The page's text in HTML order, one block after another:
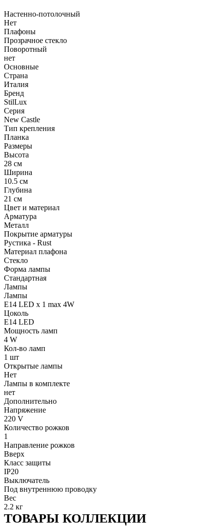
Настенно-потолочный
Нет
Плафоны
Прозрачное стекло
Поворотный
нет
Основные
Страна
Италия
Бренд
StilLux
Серия
New Castle
Тип крепления
Планка
Размеры
Высота
28 см
Ширина
10.5 см
Глубина
21 см
Цвет и материал
Арматура
Металл
Покрытие арматуры
Рустика - Rust
Материал плафона
Стекло
Форма лампы
Стандартная
Лампы
Лампы
E14 LED x 1 max 4W
Цоколь
E14 LED
Мощность ламп
4 W
Кол-во ламп
1 шт
Открытые лампы
Нет
Лампы в комплекте
нет
Дополнительно
Напряжение
220 V
Количество рожков
1
Направление рожков
Вверх
Класс защиты
IP20
Выключатель
Под внутреннюю проводку
Вес
2.2 кг
ТОВАРЫ КОЛЛЕКЦИИ